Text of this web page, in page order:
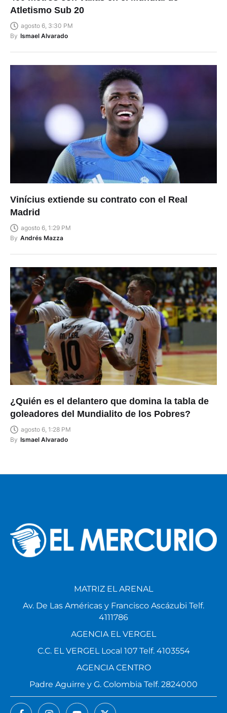
Atletismo Sub 20
agosto 6, 3:30 PM
By Ismael Alvarado
Vinícius extiende su contrato con el Real
Madrid
agosto 6, 1:29 PM
By Andrés Mazza
¿Quién es el delantero que domina la tabla de
goleadores del Mundialito de los Pobres?
agosto 6, 1:28 PM
By Ismael Alvarado
MATRIZ EL ARENAL
Av. De Las Américas y Francisco Ascázubi Telf.
4111786
AGENCIA EL VERGEL
C.C. EL VERGEL Local 107 Telf. 4103554
AGENCIA CENTRO
Padre Aguirre y G. Colombia Telf. 2824000